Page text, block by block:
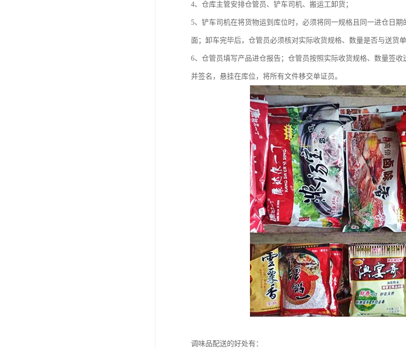
4、仓库主管安排仓管员、铲车司机、搬运工卸货；
5、铲车司机在将货物运到库位时，必须将同一规格且同一进仓日
面；卸车完毕后，仓管员必须核对实际收货规格、数量是否与送货
6、仓管员填写产品进仓报告；仓管员按照实际收货规格、数量签
并签名，悬挂在库位，将所有文件移交单证员。
调味品配送的好处有：